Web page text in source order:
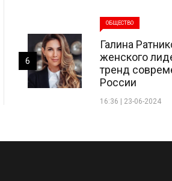
ОБЩЕСТВО
Галина
женского
тренд
России
16:36 | 23-06-2024
6